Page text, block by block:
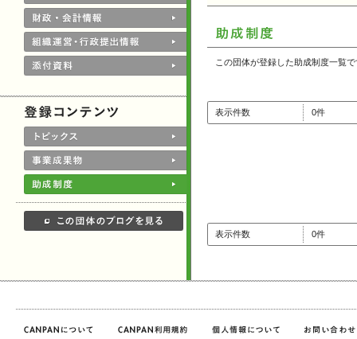
この団体が登録した助成制度一覧
表示件数 0件
表示件数 0件